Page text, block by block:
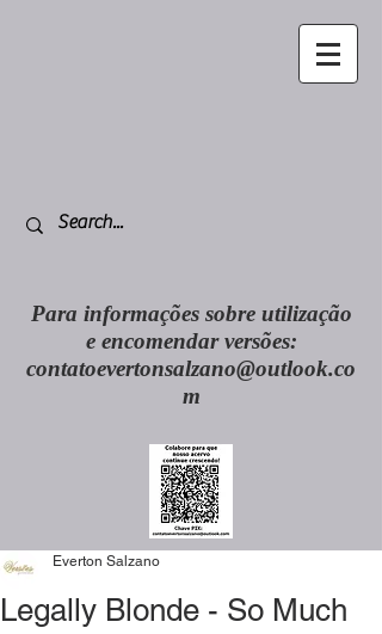
Para informações sobre utilização
e encomendar versões:
contatoevertonsalzano@outlook.co
m
Legally Blonde - So Much
Everton Salzano